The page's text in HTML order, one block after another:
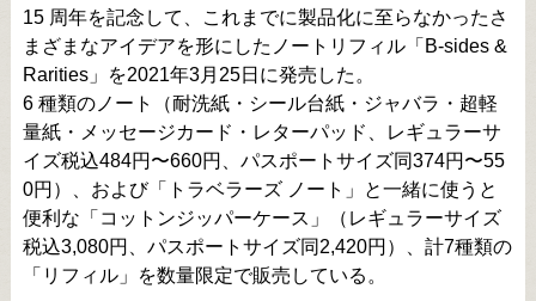
15 周年を記念して、これまでに製品化に至らなかったさ
まざまなアイデアを形にしたノートリフィル「B-sides &
Rarities」を2021年3月25日に発売した。
6 種類のノート（耐洗紙・シール台紙・ジャバラ・超軽
量紙・メッセージカード・レターパッド、レギュラーサ
イズ税込484円〜660円、パスポートサイズ同374円〜55
0円）、および「トラベラーズ ノート」と一緒に使うと
便利な「コットンジッパーケース」（レギュラーサイズ
税込3,080円、パスポートサイズ同2,420円）、計7種類の
「リフィル」を数量限定で販売している。